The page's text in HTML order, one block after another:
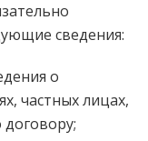
сведения:
о
частных лицах,